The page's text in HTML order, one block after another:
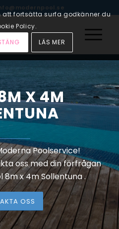
X 4M
Poolservice!
oss med din förfrågan
x 4m Sollentuna .
OSS
att fortsätta surfa godkänner du
Policy.
LÄS MER